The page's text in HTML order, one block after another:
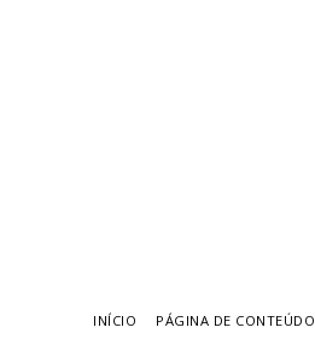
INÍCIO PÁGINA DE CONTEÚDO